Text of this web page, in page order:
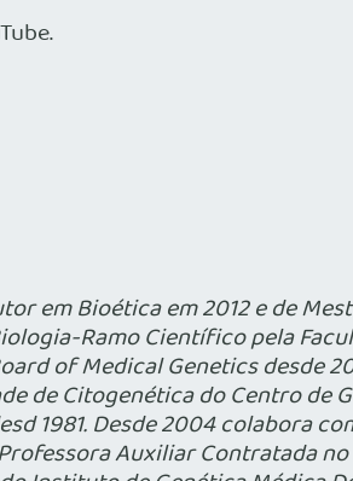
em Bioética em 2012 e de
Ramo Científico pela
of Medical Genetics desde
de Citogenética do Centro de
1981. Desde 2004 colabora
Auxiliar Contratada